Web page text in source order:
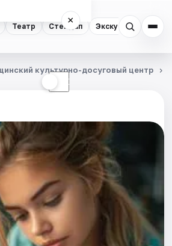
Театр Стендап Экскурсии
×
☾
культурно-досуговый центр